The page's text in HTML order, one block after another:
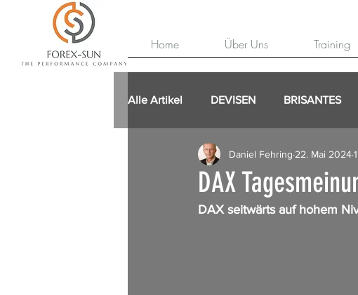
Home Über Uns Training
Alle Artikel DEVISEN BRISANTES
DAX
Daniel Fehring 22. Mai 2024
DAX seitwärts auf hohem